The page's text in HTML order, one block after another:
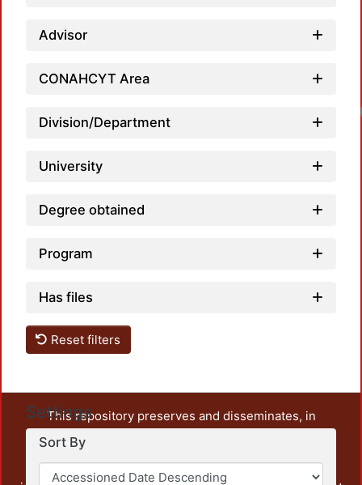
Advisor
CONAHCYT Area
Division/Department
University
Degree obtained
Program
Has files
Reset filters
Settings
Sort By
This repository preserves and disseminates, in
unrestricted open access, the teaching and research
output of UAM Azcapotzalco. It also includes some
administrative and graphic documents from the